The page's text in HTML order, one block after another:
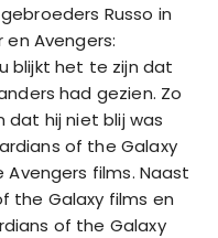
Russo in
en Avengers:
blijkt het te zijn dat
had gezien. Zo
hij niet blij was
of the Galaxy
films. Naast
the Galaxy films en
of the Galaxy